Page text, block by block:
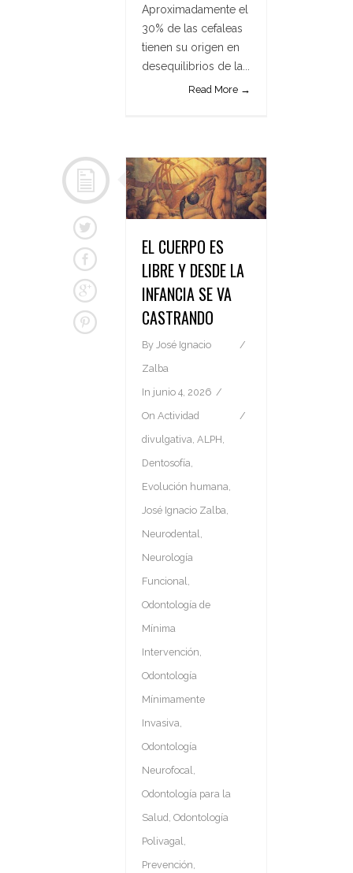
Aproximadamente el
30% de las cefaleas
tienen su origen en
desequilibrios de la...
Read More →
EL CUERPO ES
LIBRE Y DESDE LA
INFANCIA SE VA
CASTRANDO
By José Ignacio
Zalba
In junio 4, 2026
On Actividad
divulgativa, ALPH,
Dentosofía,
Evolución humana,
José Ignacio Zalba,
Neurodental,
Neurología
Funcional,
Odontología de
Mínima
Intervención,
Odontología
Mínimamente
Invasiva,
Odontología
Neurofocal,
Odontología para la
Salud, Odontología
Polivagal,
Prevención,